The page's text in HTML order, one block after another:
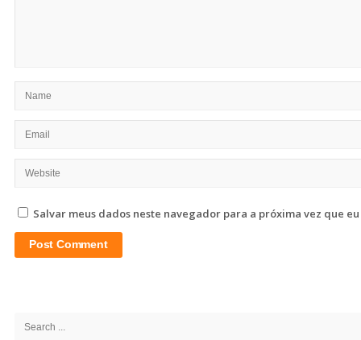
Salvar meus dados neste navegador para a próxima vez que
Search